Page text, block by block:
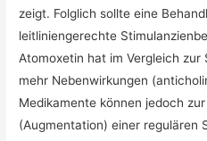
zeigt. Folglich sollte eine
leitliniengerechte
Atomoxetin hat im Vergleich
mehr Nebenwirkungen
Medikamente können jedoch
(Augmentation) einer regulären